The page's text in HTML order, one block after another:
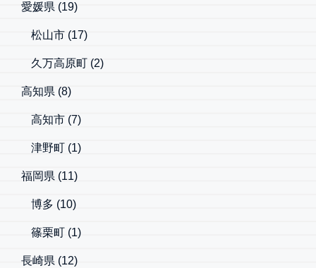
愛媛県 (19)
松山市 (17)
久万高原町 (2)
高知県 (8)
高知市 (7)
津野町 (1)
福岡県 (11)
博多 (10)
篠栗町 (1)
長崎県 (12)